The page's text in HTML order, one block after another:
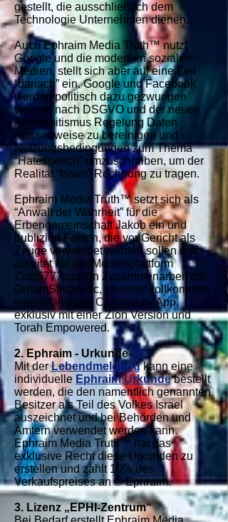
gestellt, die ausschließlich dem
Technologie Unternehmen dienen.
Auch Ephraim Media Truth™ nutzt
Google und die modernen sozialen
Medien, stellt sich aber auf eine Zeit
“danach” ein. Google und Facebook
werden politisch dazu gezwungen
werden nach DSGVO und der neuen
Antisemitismus Regelung Daten
massenweise zu bereinigen und
Nutzungsbedingungen zum Thema
“Hatespeech” umzuschreiben, um der
Realität “Israel” Rechnung zu tragen.
Ephraim Media Truth™ setzt sich als
“Anwalt der Wahrheit” für die
Erbengemeinschaft Jakob ein und
publiziert Fakten, die vor Gericht als
Zeuge verwendet werden sollen und
arbeitet mit der Medienplattform
Zion5777.com in Zusammenarbeit mit
DreamStream llc, an einer vollkommen
eigenständigen Community App,
exklusiv mit einer Zion Version und
Torah Empowered.
2. Ephraim - Urkunde
Mit derLebendmeldungkann eine
individuelle Ephraim Urkundebestellt
werden, die den namentlich genannten
Besitzer als Teil des Volkes Israel
auszeichnet und bei Behörden und
Ämtern verwendet werden kann.
Ephraim Media Truth™ hat das
exklusive Recht diese Urkunden zu
erstellen und zahlt 10% des
Verkaufspreises an © Ephraim.
3. Lizenz „EPHI-Zentrum“